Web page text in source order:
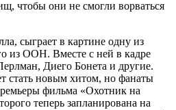
чтобы они не смогли ворваться
сыграет в картине одну из
из ООН. Вместе с ней в кадре
Диего Бонета и другие.
стать новым хитом, но фанаты
фильма «Охотник на
теперь запланирована на